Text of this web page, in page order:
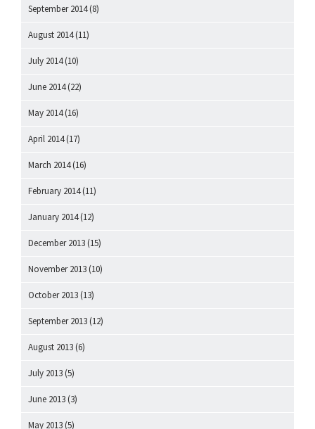
September 2014(8)
August 2014(11)
July 2014(10)
June 2014(22)
May 2014(16)
April 2014(17)
March 2014(16)
February 2014(11)
January 2014(12)
December 2013 (15)
November 2013 (10)
October 2013 (13)
September 2013 (12)
August 2013 (6)
July 2013 (5)
June 2013 (3)
May 2013 (5)